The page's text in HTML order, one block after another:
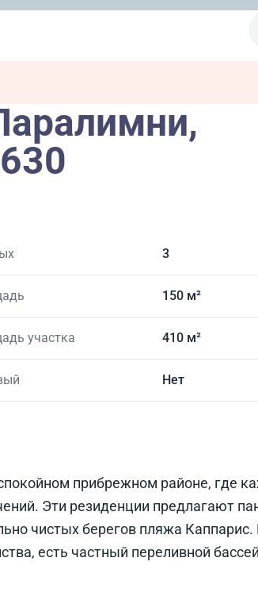
3
150 м²
участка 410 м²
Нет
прибрежном районе, где
Эти резиденции предлагают
чистых берегов пляжа
есть частный переливной